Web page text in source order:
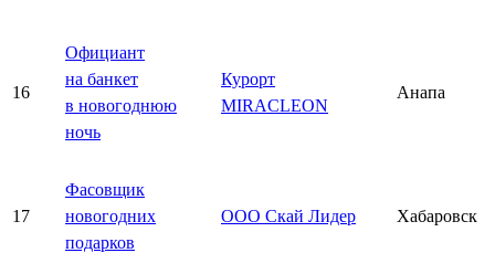
16
Официант
на банкет
в новогоднюю
ночь
Курорт
MIRACLEON
Анапа
17
Фасовщик
новогодних
подарков
ООО Скай Лидер Хабаровск